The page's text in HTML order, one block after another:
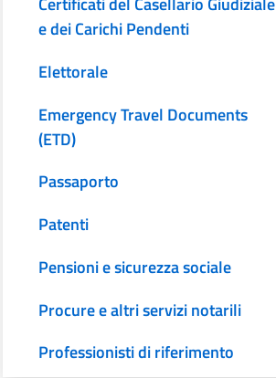
e dei Carichi Pendenti
Elettorale
Emergency Travel Documents
(ETD)
Passaporto
Patenti
Pensioni e sicurezza sociale
Procure e altri servizi notarili
Professionisti di riferimento